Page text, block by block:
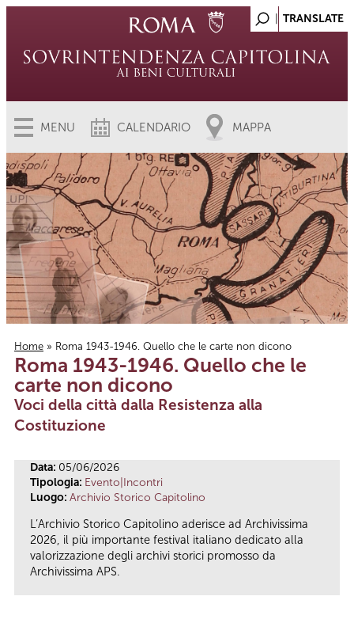
MENU CALENDARIO MAPPA
Tu sei qui
Home » Roma 1943-1946. Quello che le carte non dicono
Roma 1943-1946. Quello che le
carte non dicono
Voci della città dalla Resistenza alla
Costituzione
Data: 05/06/2026
Tipologia: Evento|Incontri
Luogo: Archivio Storico Capitolino
L’Archivio Storico Capitolino aderisce ad Archivissima
2026, il più importante festival italiano dedicato alla
valorizzazione degli archivi storici promosso da
Archivissima APS.